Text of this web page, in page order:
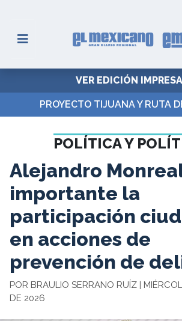
VER EDICIÓN IMPRESA
PROYECTO TIJUANA Y RUTA
POLÍTICA Y
Alejandro
importante la
participación
en acciones de
prevención de
POR BRAULIO SERRANO RUÍZ |
DE 2026